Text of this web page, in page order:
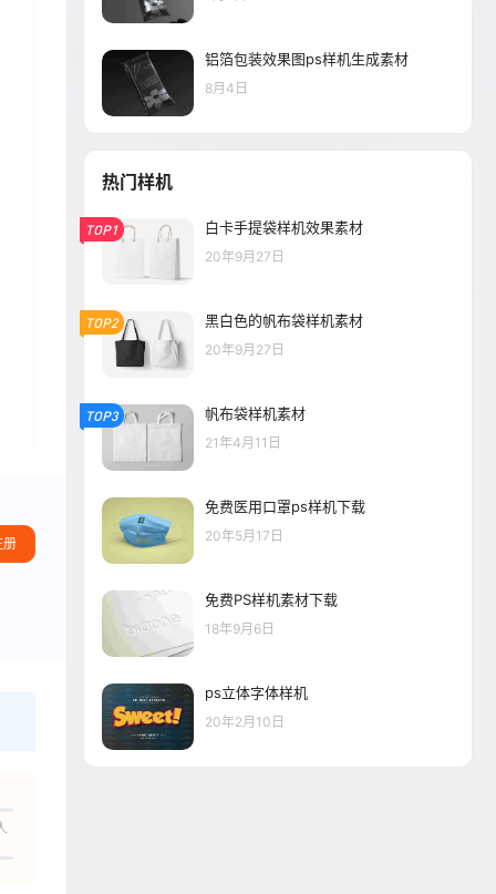
册
铝箔包装效果图ps样机生成素材
8月4日
热门样机
TOP1 白卡手提袋样机效果素材
20年9月27日
TOP2 黑白色的帆布袋样机素材
20年9月27日
TOP3 帆布袋样机素材
21年4月11日
免费医用口罩ps样机下载
20年5月17日
免费PS样机素材下载
18年9月6日
ps立体字体样机
20年2月10日